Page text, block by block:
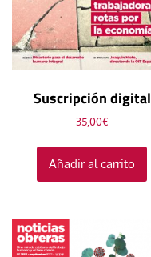
Suscripción digital
35,00€
Añadir al carrito